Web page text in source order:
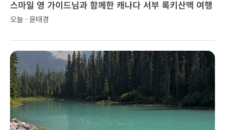
스마일 영 가이드님과 함께한 캐나다 서부 록키산맥 여행
오늘 · 윤태경